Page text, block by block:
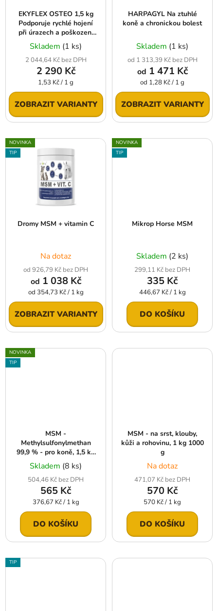
EKYFLEX OSTEO 1,5 kg
Podporuje rychlé hojení
při úrazech a poškození
kostí
Skladem (1 ks)
2 044,64 Kč bez DPH
2 290 Kč
Měrná
cena:
1,53 Kč / 1 g
ZOBRAZIT VARIANTY
HARPAGYL Na ztuhlé
koně a chronickou bolest
Skladem (1 ks)
od 1 313,39 Kč bez DPH
od 1 471 Kč
Měrná
cena:
od 1,28 Kč / 1 g
ZOBRAZIT VARIANTY
NOVINKA
TIP
Dromy MSM + vitamin C
Na dotaz
od 926,79 Kč bez DPH
od 1 038 Kč
Měrná
cena:
od 354,73 Kč / 1 kg
ZOBRAZIT VARIANTY
NOVINKA
TIP
Mikrop Horse MSM
Skladem (2 ks)
299,11 Kč bez DPH
335 Kč
Měrná
cena:
446,67 Kč / 1 kg
DO KOŠÍKU
NOVINKA
TIP
MSM -
Methylsulfonylmethan
99,9 % - pro koně, 1,5 kg
Krmiva Hulín
Skladem (8 ks)
504,46 Kč bez DPH
565 Kč
Měrná
cena:
376,67 Kč / 1 kg
DO KOŠÍKU
MSM - na srst, klouby,
kůži a rohovinu, 1 kg 1000
g
Na dotaz
471,07 Kč bez DPH
570 Kč
Měrná
cena:
570 Kč / 1 kg
DO KOŠÍKU
TIP